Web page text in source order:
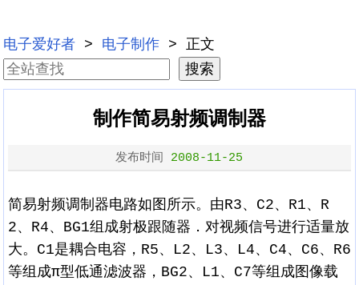
电子爱好者 > 电子制作 > 正文
制作简易射频调制器
发布时间 2008-11-25
简易射频调制器电路如图所示。由R3、C2、R1、R
2、R4、BG1组成射极跟随器．对视频信号进行适量放
大。C1是耦合电容，R5、L2、L3、L4、C4、C6、R6
等组成π型低通滤波器，BG2、L1、C7等组成图像载